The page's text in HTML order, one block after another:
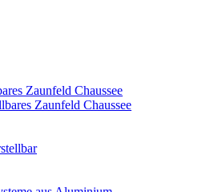
Zaunfeld Chaussee
Zaunfeld Chaussee